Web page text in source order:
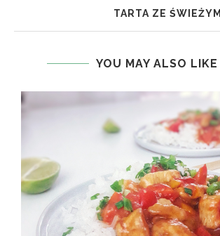
TARTA ZE
YOU MAY ALSO LIKE